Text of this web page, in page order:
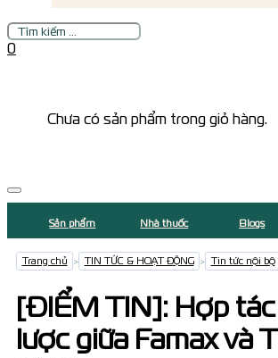
Tìm
kiếm
0
Chưa có sản phẩm trong giỏ hàng.
Sản phẩm Nhà thuốc Blogs
Trang chủ > TIN TỨC & HOẠT ĐỘNG > Tin tức nội bộ
[ĐIỂM TIN]: Hợp
lược giữa Famax và